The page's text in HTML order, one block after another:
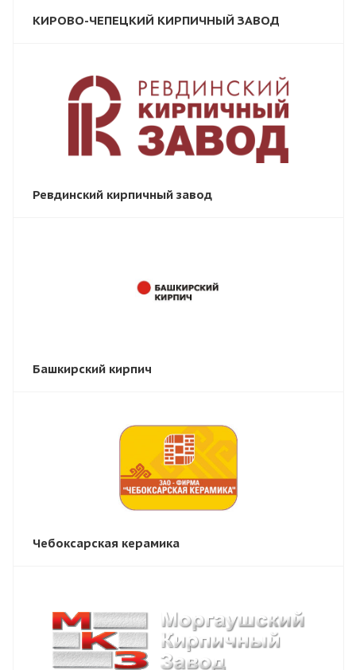
КИРОВО-ЧЕПЕЦКИЙ КИРПИЧНЫЙ ЗАВОД
Ревдинский кирпичный завод
Башкирский кирпич
Чебоксарская керамика